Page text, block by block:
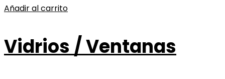
Añadir al carrito
Vidrios / Ventanas